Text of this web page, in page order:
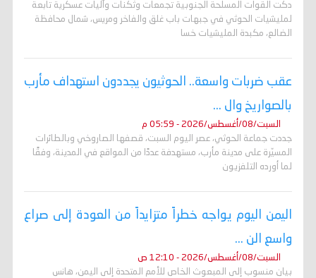
دكّت القوات المسلحة الجنوبية تجمعات وثكنات وآليات عسكرية تابعة
لمليشيات الحوثي في جبهات باب غلق والفاخر ومريس، شمال محافظة
الضالع، مكبدة المليشيات خسا
عقب ضربات واسعة.. الحوثيون يجددون استهداف مأرب
بالصواريخ وال ...
السبت/08/أغسطس/2026 - 05:59 م
جددت جماعة الحوثي، عصر اليوم السبت، قصفها الصاروخي وبالطائرات
المسيّرة على مدينة مأرب، مستهدفة عددًا من المواقع في المدينة، وفقًا
لما أورده التلفزيون
اليمن اليوم يواجه خطراً متزايداً من العودة إلى صراع
واسع الن ...
السبت/08/أغسطس/2026 - 12:10 ص
بيان منسوب إلى المبعوث الخاص للأمم المتحدة إلى اليمن، هانس